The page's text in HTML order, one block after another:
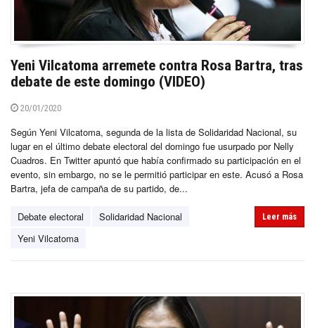
Yeni Vilcatoma arremete contra Rosa Bartra, tras
debate de este domingo (VIDEO)
20/01/2020
Según Yeni Vilcatoma, segunda de la lista de Solidaridad Nacional, su
lugar en el último debate electoral del domingo fue usurpado por Nelly
Cuadros. En Twitter apuntó que había confirmado su participación en el
evento, sin embargo, no se le permitió participar en este. Acusó a Rosa
Bartra, jefa de campaña de su partido, de...
Debate electoral
Solidaridad Nacional
Yeni Vilcatoma
Leer más